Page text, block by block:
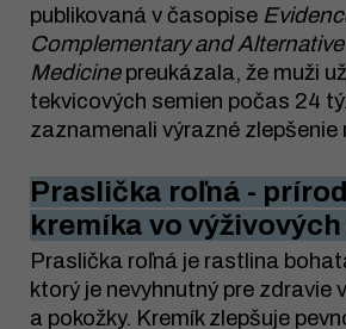
publikovaná v časopise
Complementary and Alternative
Medicinepreukázala, že muži
tekvicových semien počas 24
zaznamenali výrazné zlepšenie
Praslička roľná -
kremíka vo
Praslička roľná je rastlina
ktorý je nevyhnutný pre zdravie
a pokožky. Kremík zlepšuje